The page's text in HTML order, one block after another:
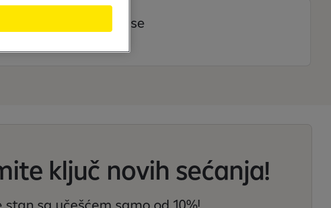
Apartment and house
ključ novih sećanja!
stan sa učešćem samo od 10%!